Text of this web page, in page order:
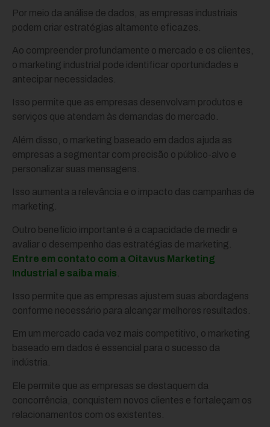
Por meio da análise de dados, as empresas industriais
podem criar estratégias altamente eficazes.
Ao compreender profundamente o mercado e os clientes,
o marketing industrial pode identificar oportunidades e
antecipar necessidades.
Isso permite que as empresas desenvolvam produtos e
serviços que atendam às demandas do mercado.
Além disso, o marketing baseado em dados ajuda as
empresas a segmentar com precisão o público-alvo e
personalizar suas mensagens.
Isso aumenta a relevância e o impacto das campanhas de
marketing.
Outro benefício importante é a capacidade de medir e
avaliar o desempenho das estratégias de marketing.
Entre em contato com a Oitavus Marketing
Industrial e saiba mais
Isso permite que as empresas ajustem suas abordagens
conforme necessário para alcançar melhores resultados.
Em um mercado cada vez mais competitivo, o marketing
baseado em dados é essencial para o sucesso da
indústria.
Ele permite que as empresas se destaquem da
concorrência, conquistem novos clientes e fortaleçam os
relacionamentos com os existentes.